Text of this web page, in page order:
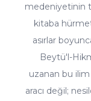
medeniyetinin
kitaba
asırlar
Beytü'l-
uzanan bu
aracı değil;